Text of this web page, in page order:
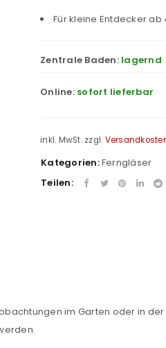
E-Mail-Adresse
Für kleine Entdecker
Zentrale Baden: lagernd
Online: sofort lieferbar
inkl. MwSt. zzgl.
Kategorien:Ferngläser
Teilen:
im Garten oder in